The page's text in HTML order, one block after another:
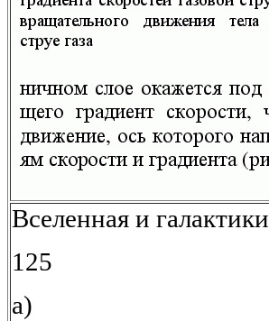
Вселенная и галактики
125
а)